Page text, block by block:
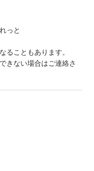
っと
ることもあります。
きない場合はご連絡さ